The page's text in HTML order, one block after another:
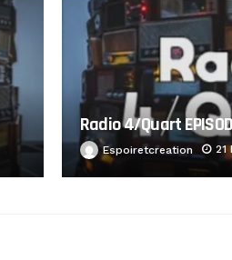
Radio 4/Quart
Espoiretcreation 21